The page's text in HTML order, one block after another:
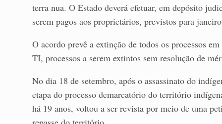
terra nua. O Estado deverá efetuar, em depósito
serem pagos aos proprietários, previstos para
O acordo prevê a extinção de todos os processos
TI, processos a serem extintos sem resolução de
No dia 18 de setembro, após o assassinato do
etapa do processo demarcatório do território
há 19 anos, voltou a ser revista por meio de uma